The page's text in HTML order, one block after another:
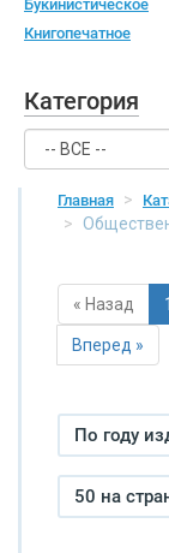
Букинистическое
Книгопечатное
Категория
Главная
« Назад 1
Вперед »
По году
50 на